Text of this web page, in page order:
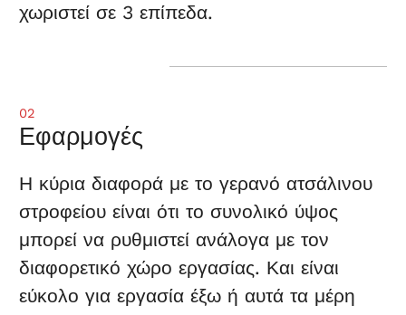
χωριστεί σε 3 επίπεδα.
02
Εφαρμογές
Η κύρια διαφορά με το γερανό ατσάλινου
στροφείου είναι ότι το συνολικό ύψος
μπορεί να ρυθμιστεί ανάλογα με τον
διαφορετικό χώρο εργασίας. Και είναι
εύκολο για εργασία έξω ή αυτά τα μέρη